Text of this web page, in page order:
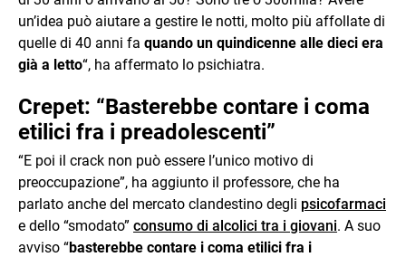
un’idea può aiutare a gestire le notti, molto più affollate di
quelle di 40 anni fa quando un quindicenne alle dieci era
già a letto“, ha affermato lo psichiatra.
Crepet: “Basterebbe contare i coma
etilici fra i preadolescenti”
“E poi il crack non può essere l’unico motivo di
preoccupazione”, ha aggiunto il professore, che ha
parlato anche del mercato clandestino degli psicofarmaci
e dello “smodato” consumo di alcolici tra i giovani. A suo
avviso “basterebbe contare i coma etilici fra i